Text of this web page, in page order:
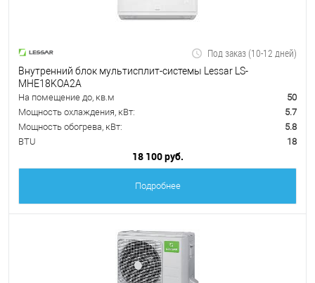
Под заказ (10-12 дней)
Внутренний блок мультисплит-системы Lessar LS-
MHE18KOA2A
На помещение до, кв.м
50
Мощность охлаждения, кВт:
5.7
Мощность обогрева, кВт:
5.8
BTU
18
18 100 руб.
Подробнее